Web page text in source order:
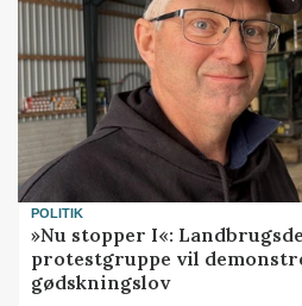
POLITIK
»Nu stopper I«:
protestgruppe vil
gødskningslov